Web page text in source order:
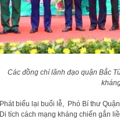
Các đồng chí lãnh đạo quận Bắc
Phát biểu lại buổi lễ, Phó Bí thư
Di tích cách mạng kháng chiến gắn